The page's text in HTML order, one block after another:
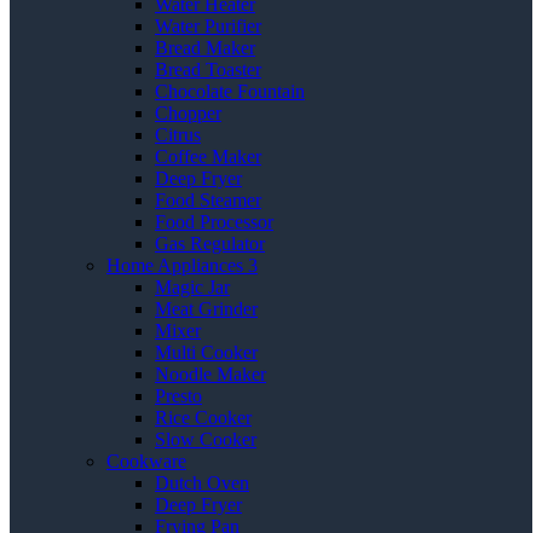
Water Heater
Water Purifier
Bread Maker
Bread Toaster
Chocolate Fountain
Chopper
Citrus
Coffee Maker
Deep Fryer
Food Steamer
Food Processor
Gas Regulator
Home Appliances 3
Magic Jar
Meat Grinder
Mixer
Multi Cooker
Noodle Maker
Presto
Rice Cooker
Slow Cooker
Cookware
Dutch Oven
Deep Fryer
Frying Pan